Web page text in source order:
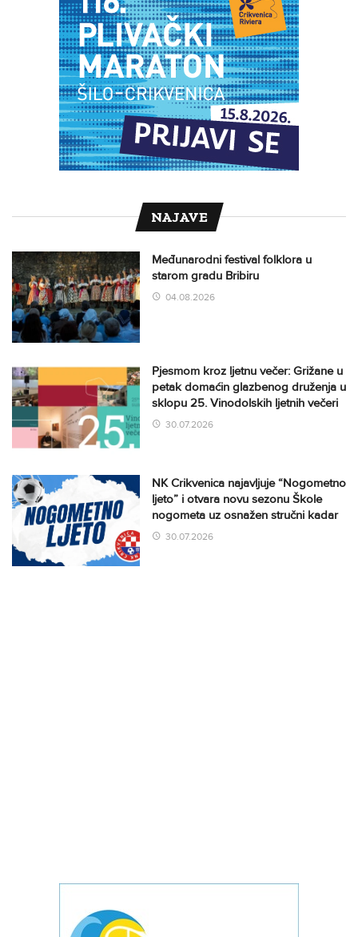
NAJAVE
Međunarodni festival folklora u
starom gradu Bribiru
04.08.2026
Pjesmom kroz ljetnu večer: Grižane u
petak domaćin glazbenog druženja u
sklopu 25. Vinodolskih ljetnih večeri
30.07.2026
NK Crikvenica najavljuje “Nogometno
ljeto” i otvara novu sezonu Škole
nogometa uz osnažen stručni kadar
30.07.2026